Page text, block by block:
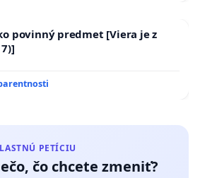
povinný predmet [Viera je z
PETÍCIU
čo chcete zmeniť?